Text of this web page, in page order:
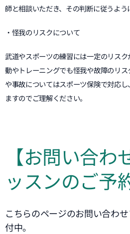
師と相談いただき、その判断に従うよう
・怪我のリスクについて
武道やスポーツの練習には一定のリス
動やトレーニングでも怪我や故障のリ
や事故についてはスポーツ保険で対応
ますのでご理解ください。
【お問い合わ
ッスンのご予
こちらのページのお問い合わ
付中。